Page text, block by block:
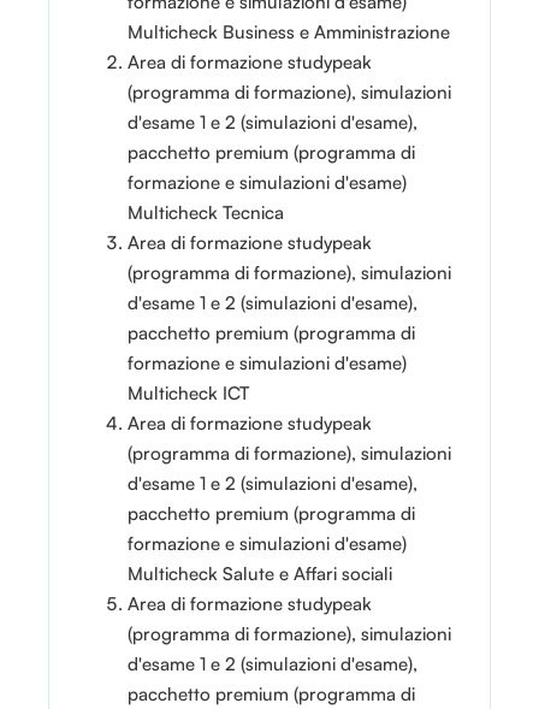
Multicheck Business e Amministrazione
Area di formazione studypeak
(programma di formazione), simulazioni
d'esame 1 e 2 (simulazioni d'esame),
pacchetto premium (programma di
formazione e simulazioni d'esame)
Multicheck Tecnica
Area di formazione studypeak
(programma di formazione), simulazioni
d'esame 1 e 2 (simulazioni d'esame),
pacchetto premium (programma di
formazione e simulazioni d'esame)
Multicheck ICT
Area di formazione studypeak
(programma di formazione), simulazioni
d'esame 1 e 2 (simulazioni d'esame),
pacchetto premium (programma di
formazione e simulazioni d'esame)
Multicheck Salute e Affari sociali
Area di formazione studypeak
(programma di formazione), simulazioni
d'esame 1 e 2 (simulazioni d'esame),
pacchetto premium (programma di